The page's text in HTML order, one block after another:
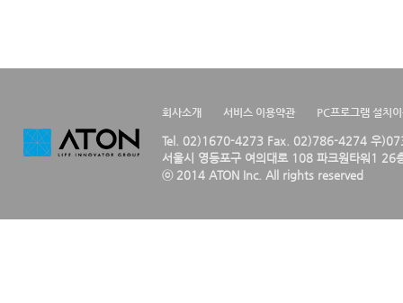
회사소개 서비스 이용약관 PC프로그램 설치
Tel. 02)1670-4273 Fax. 02)786-4274 우
서울시 영등포구 여의대로 108 파크원타워1 26
ⓒ 2014 ATON Inc. All rights reserved